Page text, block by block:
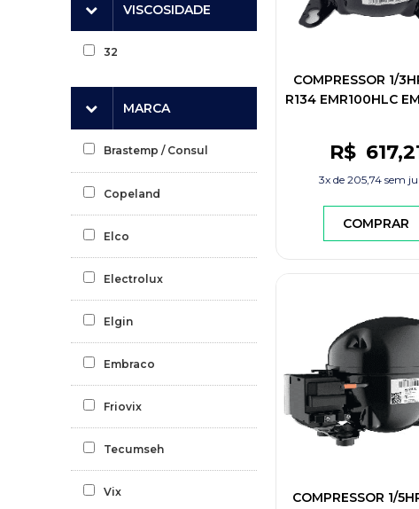
VISCOSIDADE
32
MARCA
Brastemp / Consul
Copeland
Elco
Electrolux
Elgin
Embraco
Friovix
Tecumseh
Vix
COMPRESSOR 1/
R134 EMR100HLC
R$ 617
3x de 205,74 sem
COMPRAR
COMPRESSOR 1/